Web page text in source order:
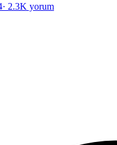
· 2.3K yorum